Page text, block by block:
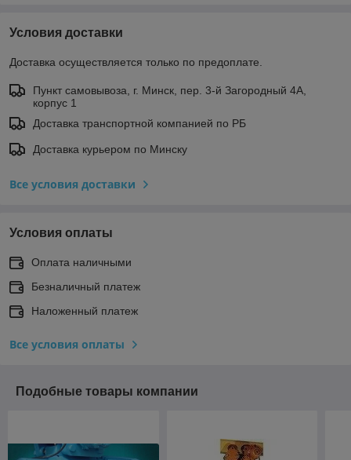
Условия доставки
Доставка осуществляется только по предоплате.
Пункт самовывоза, г. Минск, пер. 3-й Загородный 4А,
корпус 1
Доставка транспортной компанией по РБ
Доставка курьером по Минску
Все условия доставки
Условия оплаты
Оплата наличными
Безналичный платеж
Наложенный платеж
Все условия оплаты
Подобные товары компании